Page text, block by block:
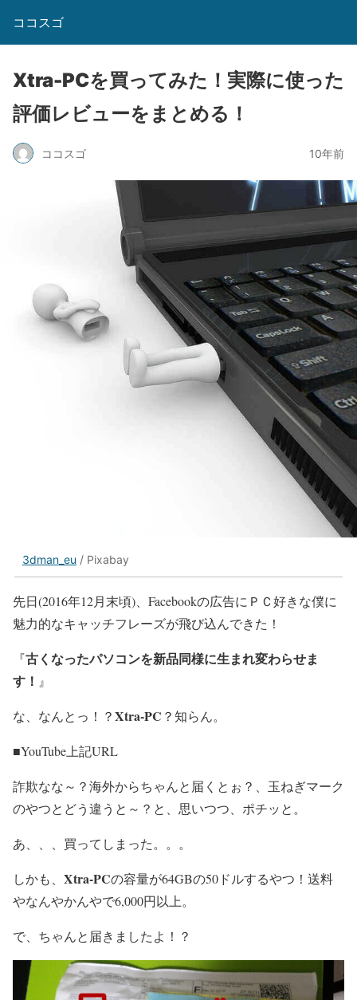
ココスゴ
Xtra-PCを買ってみた！実際に使った
評価レビューをまとめる！
ココスゴ 10年前
3dman_eu / Pixabay
先日(2016年12月末頃)、Facebookの広告にＰＣ好きな僕に
魅力的なキャッチフレーズが飛び込んできた！
『古くなったパソコンを新品同様に生まれ変わらせま
す！ 』
な、なんとっ！？Xtra-PC ？知らん。
■YouTube上記URL
詐欺なな～？海外からちゃんと届くとぉ？、玉ねぎマーク
のやつとどう違うと～？と、思いつつ、ポチッと。
あ、、、買ってしまった。。。
しかも、 Xtra-PCの容量が64GBの50ドルするやつ！送料
やなんやかんやで6,000円以上。
で、ちゃんと届きましたよ！？